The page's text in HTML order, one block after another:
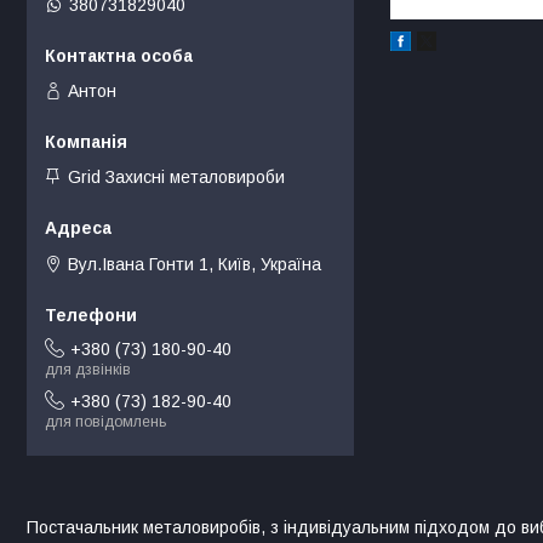
380731829040
Антон
Grid Захисні металовироби
Вул.Івана Гонти 1, Київ, Україна
+380 (73) 180-90-40
для дзвінків
+380 (73) 182-90-40
для повідомлень
Постачальник металовиробів, з індивідуальним підходом до